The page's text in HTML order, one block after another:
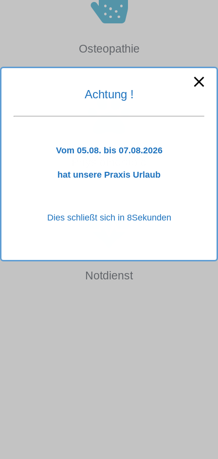
Osteopathie
Notdienst
Achtung !
Vom 05.08. bis 07.08.2026
hat unsere Praxis Urlaub
Dies schließt sich in 7Sekunden